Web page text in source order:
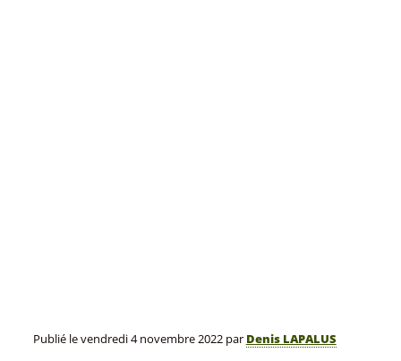
Publié levendredi 4 novembre 2022par Denis LAPALUS